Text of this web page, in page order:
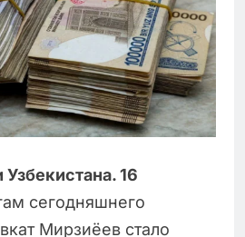
16
сегодняшнего
Мирзиёев стало